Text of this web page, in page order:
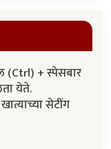
(Ctrl) + स्पेसबार
येते.
सेटींग